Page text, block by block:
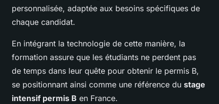
personnalisée, adaptée aux besoins spécifiques de
chaque candidat.
En intégrant la technologie de cette manière, la
formation assure que les étudiants ne perdent pas
de temps dans leur quête pour obtenir le permis B,
se positionnant ainsi comme une référence du stage
intensif permis B en France.